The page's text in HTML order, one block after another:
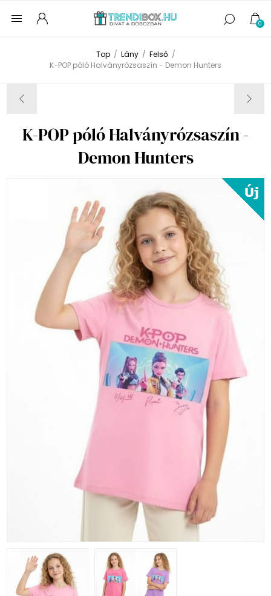
0
Top / Lány / Felső /
K-POP póló Halványrózsaszín - Demon Hunters
K-POP póló Halványrózsaszín -
Demon Hunters